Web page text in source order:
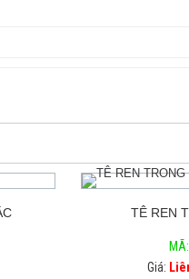
TÊ REN
MÃ:
Giá: